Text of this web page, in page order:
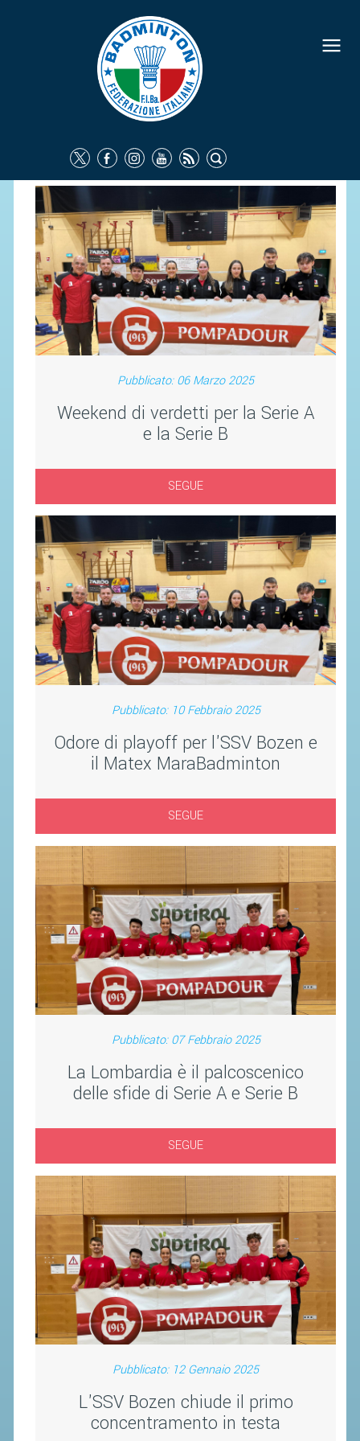
Pubblicato: 06 Marzo 2025
Weekend di verdetti per la Serie A
e la Serie B
SEGUE
Pubblicato: 10 Febbraio 2025
Odore di playoff per l'SSV Bozen e
il Matex MaraBadminton
SEGUE
Pubblicato: 07 Febbraio 2025
La Lombardia è il palcoscenico
delle sfide di Serie A e Serie B
SEGUE
Pubblicato: 12 Gennaio 2025
L'SSV Bozen chiude il primo
concentramento in testa
FEDERAZIONE
IDENTITÀ
COMMISSIONI FEDERALI
ORGANI TERRITORIALI
SOCIETÀ SPORTIVE
CARTE FEDERALI
ATTI UFFICIALI
TUTELA DELLA SALUTE -
ANTIDOPING
COMUNICAZIONE E MARKETING
AVVISI E BANDI
SAFEGUARDING
RICHIESTA PATROCINIO
GIUSTIZIA FEDERALE
REGOLAMENTI
PROVVEDIMENTI
ORGANI DI GIUSTIZIA FEDERALE
MAGLIA AZZURRA
STAFF TECNICO
ATLETI D'INTERESSE NAZIONALE
VOLA CON NOI
CENTRI TECNICI TERRITORIALI
COMMISSIONE ATLETI
TESSERAMENTO
AFFILIAZIONE E TESSERAMENTO
QUOTE E TASSE
CONVENZIONI
ACCEDI AL TESSERAMENTO ON
ASSICURAZIONE
MODULI
AFFILIARE UN ESD
GARE ED EVENTI
CALENDARIO
COMUNICATI
ALBO D'ORO CAMPIONATI ITALIANI
CAMPIONATI A SQUADRE
CLASSIFICHE NAZIONALI